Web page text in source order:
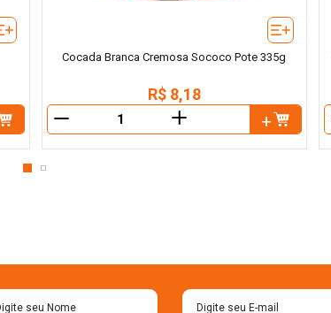
Cocada Branca Cremosa Sococo Pote 335g
R$ 8,18
＋